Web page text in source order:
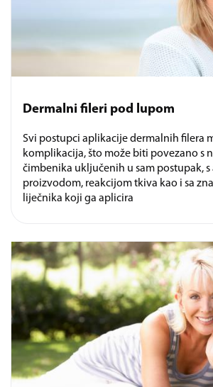
Dermalni fileri pod lupom
Svi postupci aplikacije dermalnih filera
komplikacija, što može biti povezano s
čimbenika uključenih u sam postupak,
proizvodom, reakcijom tkiva kao i sa
liječnika koji ga aplicira